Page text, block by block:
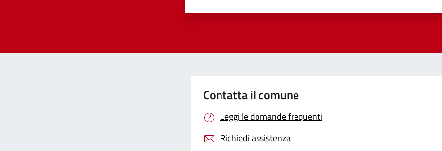
Contatta il comune
Leggi le domande frequenti
Richiedi assistenza